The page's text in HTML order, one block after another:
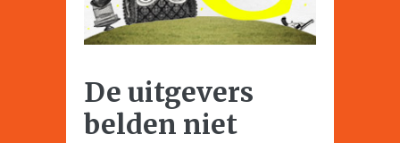
De uitgevers
belden niet